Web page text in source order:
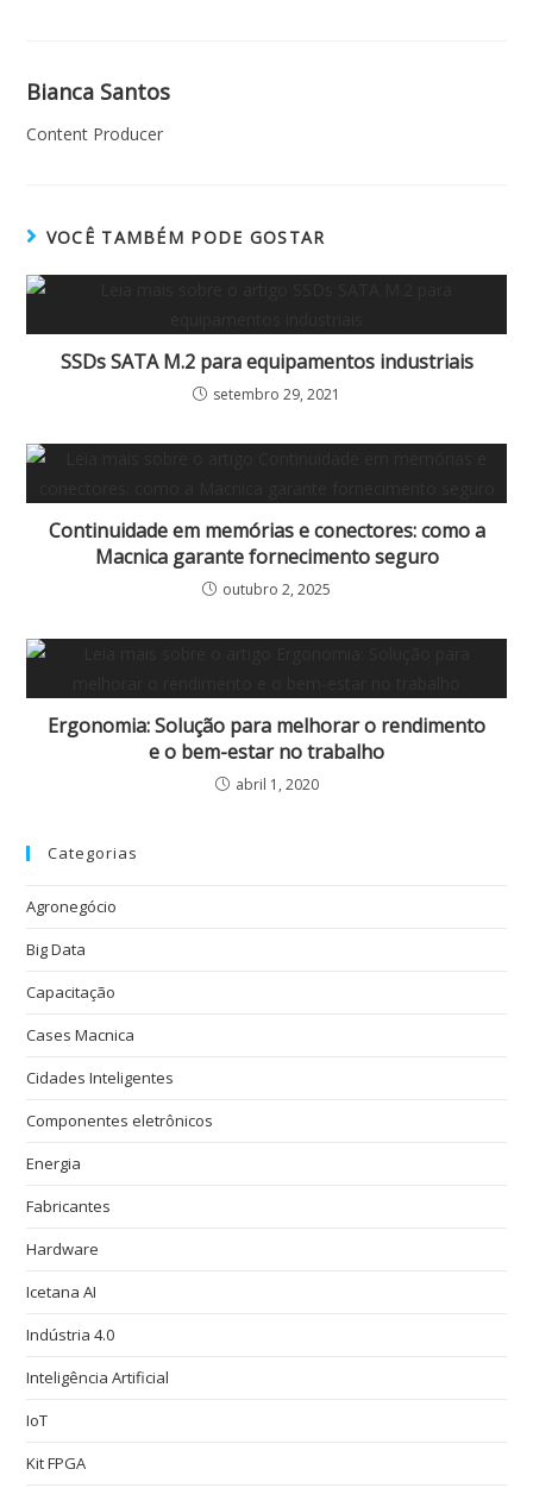
Bianca Santos
Content Producer
VOCÊ TAMBÉM PODE GOSTAR
SSDs SATA M.2 para equipamentos industriais
setembro 29, 2021
Continuidade em memórias e conectores: como a
Macnica garante fornecimento seguro
outubro 2, 2025
Ergonomia: Solução para melhorar o rendimento
e o bem-estar no trabalho
abril 1, 2020
Categorias
Agronegócio
Big Data
Capacitação
Cases Macnica
Cidades Inteligentes
Componentes eletrônicos
Energia
Fabricantes
Hardware
Icetana AI
Indústria 4.0
Inteligência Artificial
IoT
Kit FPGA